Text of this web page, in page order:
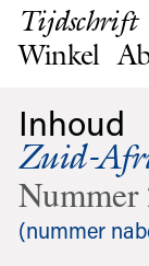
Tijdschrift
Winkel
Inhoud
Zuid-
Nummer
(nummer